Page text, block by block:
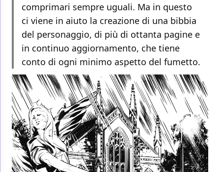
comprimari sempre uguali. Ma in questo
ci viene in aiuto la creazione di una bibbia
del personaggio, di più di ottanta pagine e
in continuo aggiornamento, che tiene
conto di ogni minimo aspetto del fumetto.